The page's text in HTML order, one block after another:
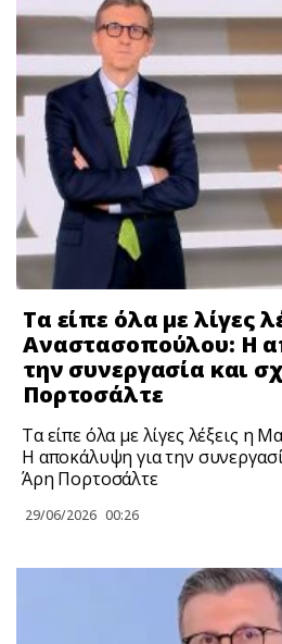
Τα είπε όλα με λίγες
Αναστασοπούλου: Η
την συνεργασία και
Πορτοσάλτε
Τα είπε όλα με λίγες λέξεις η
Η αποκάλυψη για την
Άρη Πορτοσάλτε
29/06/2026 00:26